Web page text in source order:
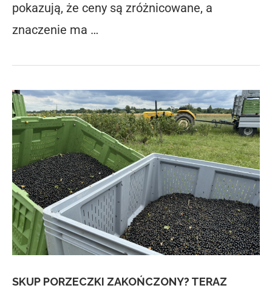
pokazują, że ceny są zróżnicowane, a
znaczenie ma …
SKUP PORZECZKI ZAKOŃCZONY? TERAZ